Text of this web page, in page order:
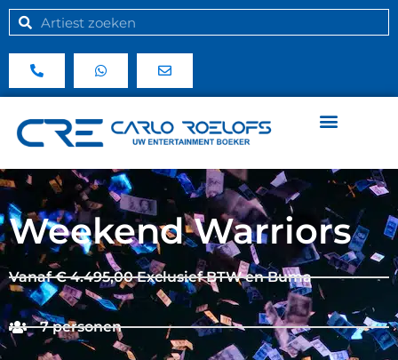
Weekend Warriors
Vanaf € 4.495,00 Exclusief BTW en Buma
7 personen